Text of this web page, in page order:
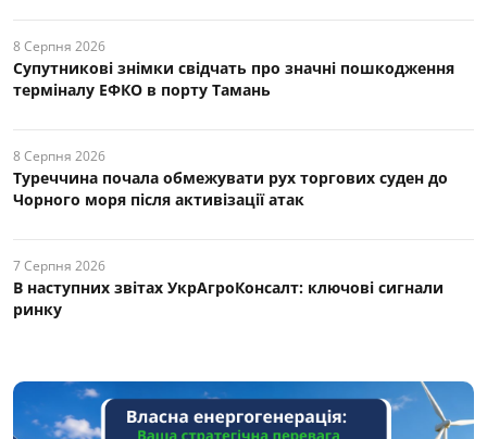
8 Серпня 2026
Супутникові знімки свідчать про значні пошкодження
терміналу ЕФКО в порту Тамань
8 Серпня 2026
Туреччина почала обмежувати рух торгових суден до
Чорного моря після активізації атак
7 Серпня 2026
В наступних звітах УкрАгроКонсалт: ключові cигнали
ринку